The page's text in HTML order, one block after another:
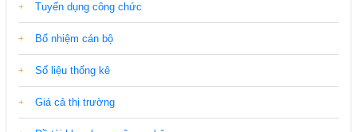
Tuyển dụng công chức
Bổ nhiệm cán bộ
Số liệu thống kê
Giá cả thị trường